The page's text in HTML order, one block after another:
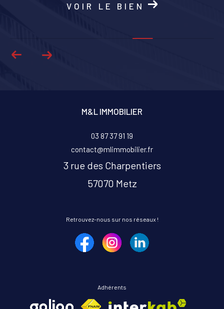
VOIR LE BIEN
M&L IMMOBILIER
03 87 37 91 19
contact@mlimmobilier.fr
3 rue des Charpentiers
57070
metz
Retrouvez-nous sur nos réseaux !
Adhérents